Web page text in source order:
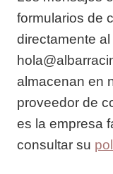
formularios de
directamente al
almacenan en
proveedor de
es la empresa
consultar su